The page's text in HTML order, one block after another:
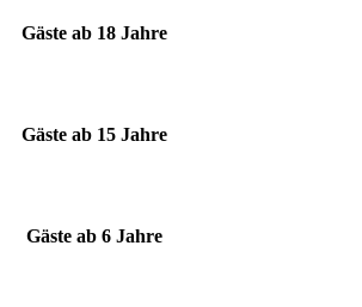
Gäste ab 18 Jahre
Gäste ab 15 Jahre
Gäste ab 6 Jahre